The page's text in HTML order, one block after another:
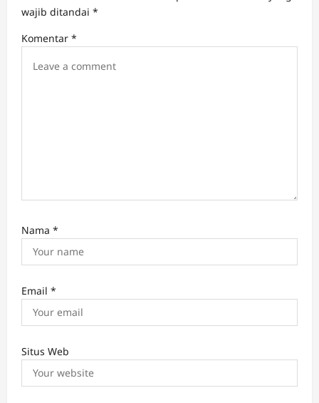
t
i
wajib ditandai *
Komentar *
Nama *
Email *
Situs Web